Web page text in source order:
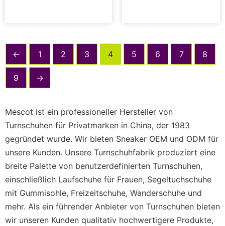
← 1 2 3 4 5 6 7 8
9 →
Mescot ist ein professioneller Hersteller von
Turnschuhen für Privatmarken in China, der 1983
gegründet wurde. Wir bieten Sneaker OEM und ODM für
unsere Kunden. Unsere Turnschuhfabrik produziert eine
breite Palette von benutzerdefinierten Turnschuhen,
einschließlich Laufschuhe für Frauen, Segeltuchschuhe
mit Gummisohle, Freizeitschuhe, Wanderschuhe und
mehr. Als ein führender Anbieter von Turnschuhen bieten
wir unseren Kunden qualitativ hochwertigere Produkte,